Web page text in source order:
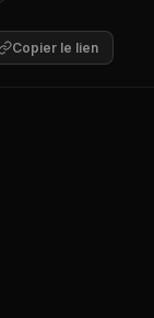
Copier le lien